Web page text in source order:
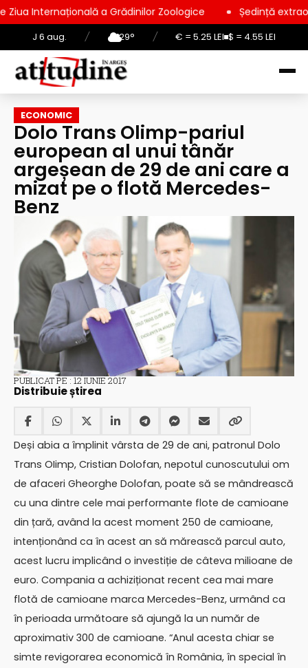
J 6 aug. / 29° / € = 5.25 LEI $ = 4.55 LEI
a Grădinilor Zoologice Ședință extraordinară la
ECONOMIC
Dolo Trans Olimp-pariul
european al unui tânăr
argeșean de 29 de ani care a
mizat pe o flotă Mercedes-
Benz
PUBLICAT PE : 12 IUNIE 2017
Distribuie știrea
Deși abia a împlinit vârsta de 29 de ani, patronul Dolo
Trans OIimp, Cristian Dolofan, nepotul cunoscutului om
de afaceri Gheorghe Dolofan, poate să se mândrească
cu una dintre cele mai performante flote de camioane
din țară, având la acest moment 250 de camioane,
intenționând ca în acest an să mărească parcul auto,
acest lucru implicând o investiție de câteva milioane de
euro. Compania a achiziționat recent cea mai mare
flotă de camioane marca Mercedes-Benz, urmând ca
în perioada următoare să ajungă la un număr de
aproximativ 300 de camioane. “Anul acesta chiar se
simte revigorarea economică în România, în special în